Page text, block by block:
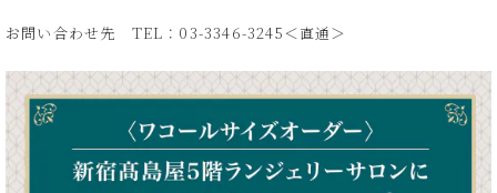
お問い合わせ先 TEL：03-3346-3245＜直通＞